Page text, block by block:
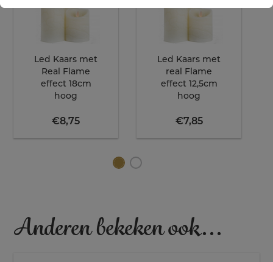
Led Kaars met
Real Flame
effect 18cm
hoog
€8,75
Led Kaars met
real Flame
effect 12,5cm
hoog
€7,85
Anderen bekeken ook...